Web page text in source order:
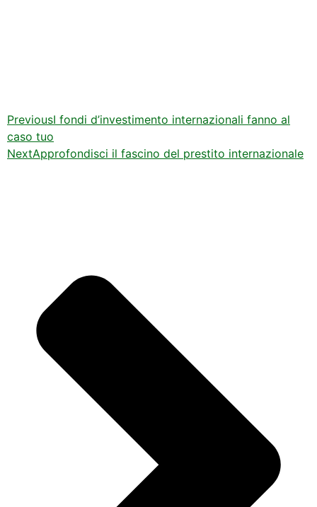
PreviousI fondi d’investimento internazionali fanno al
caso tuo
NextApprofondisci il fascino del prestito internazionale